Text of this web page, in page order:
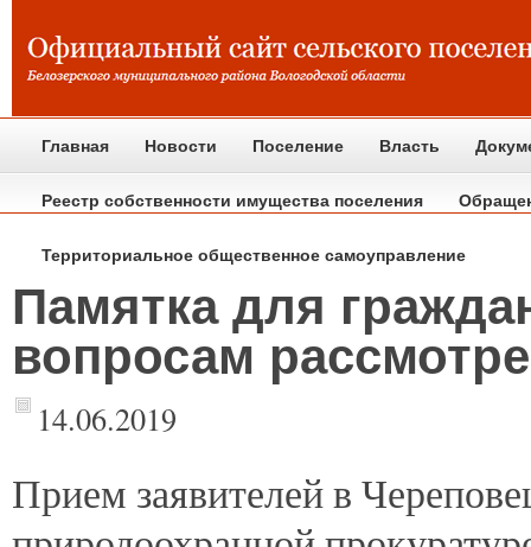
Главная Новости Поселение Власть
Реестр собственности имущества поселения
Территориальное общественное самоуправление
Памятка для
вопросам
14.06.2019
Прием заявителей в